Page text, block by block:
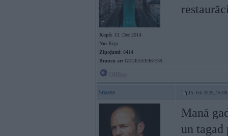
Kopš: 13. Dec 2014
No: Rīga
Ziņojumi: 8414
Braucu ar: G31/E53/E46/E39
Stasss 15. Feb 2026, 16:06
Manā
un tagad